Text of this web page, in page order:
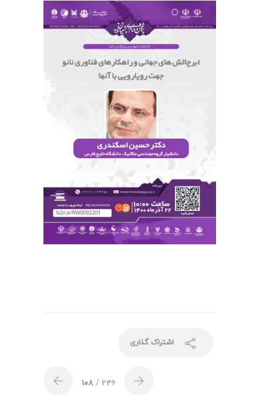
اشتراک گذاری
۱۰۸ / ۲۴۶